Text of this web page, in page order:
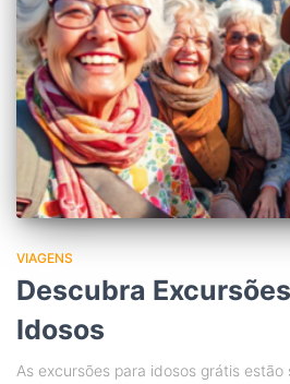
VIAGENS
Descubra
Idosos
As excursões para idosos grátis estão